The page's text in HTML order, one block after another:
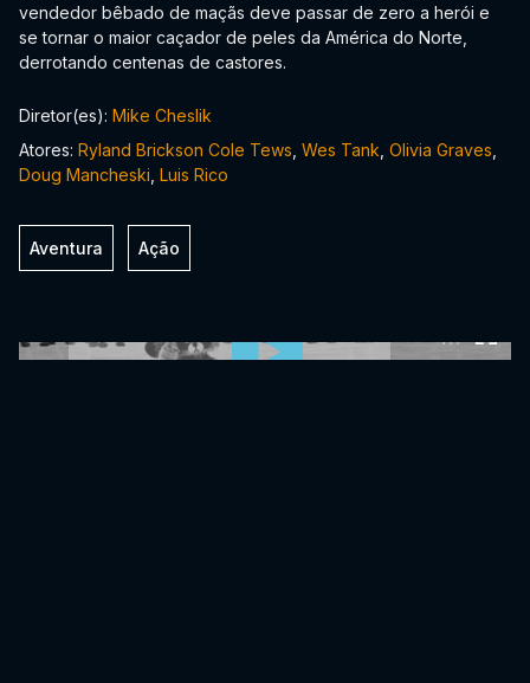
vendedor bêbado de maçãs deve passar de zero a herói e
se tornar o maior caçador de peles da América do Norte,
derrotando centenas de castores.
Diretor(es): Mike Cheslik
Atores: Ryland Brickson Cole Tews Wes Tank Olivia Graves
Doug Mancheski Luis Rico
Aventura Ação